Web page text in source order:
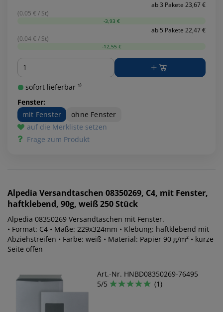
ab 3 Pakete 23,67 €
(0.05 € / St)
-3,93 €
ab 5 Pakete 22,47 €
(0.04 € / St)
-12,55 €
Menge
sofort lieferbar ¹⁾
Fenster:
mit Fenster
ohne Fenster
auf die Merkliste setzen
Frage zum Produkt
Alpedia Versandtaschen 08350269, C4, mit Fenster,
haftklebend, 90g, weiß 250 Stück
Alpedia 08350269 Versandtaschen mit Fenster.
• Format: C4 • Maße: 229x324mm • Klebung: haftklebend mit
Abziehstreifen • Farbe: weiß • Material: Papier 90 g/m² • kurze
Seite offen
Art.-Nr. HNBD08350269-76495
5/5
(1)